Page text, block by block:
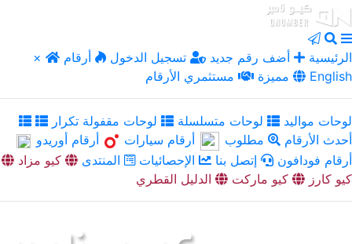
× الرئيسية أضف رقم جديد تسجيل الدخول
أرقام
مميزة
مستثمري الأرقام English
لوحات مواليد لوحات متسلسلة
لوحات مقفولة تكرار
أحدث الأرقام
مطلوب أرقام سيارات
أرقام أوريدو
أرقام فودافون
إتصل بنا الإحصائيات المنتدى
كيو مزاد
كيو كارز
كيو ماركت الدليل القطري